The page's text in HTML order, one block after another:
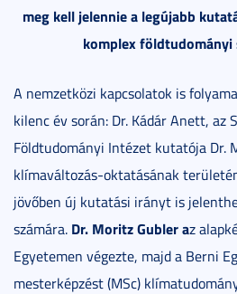
meg kell jelennie a legújabb
komplex földtudományi
A nemzetközi kapcsolatok is
kilenc év során: Dr. Kádár Anett, az
Földtudományi Intézet kutatója Dr.
klímaváltozás-oktatásának
jövőben új kutatási irányt is
számára. Dr. Moritz Gubler az
Egyetemen végezte, majd a Berni
mesterképzést (MSc)